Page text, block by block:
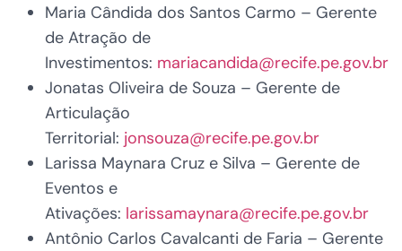
Maria Cândida dos Santos Carmo – Gerente
de Atração de
Investimentos: mariacandida@recife.pe.gov.br
Jonatas Oliveira de Souza – Gerente de
Articulação
Territorial: jonsouza@recife.pe.gov.br
Larissa Maynara Cruz e Silva – Gerente de
Eventos e
Ativações: larissamaynara@recife.pe.gov.br
Antônio Carlos Cavalcanti de Faria – Gerente